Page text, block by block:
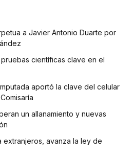
a Javier Antonio Duarte por
científicas clave en el
aportó la clave del celular
un allanamiento y nuevas
extranjeros, avanza la ley de